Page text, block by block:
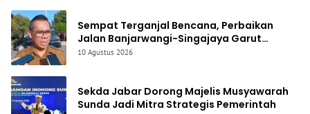
Sempat Terganjal Bencana, Perbaikan
Jalan Banjarwangi-Singajaya Garut
Diusulkan Lewat IJD, Target Lelang Agustus
10 Agustus 2026
Sekda Jabar Dorong Majelis Musyawarah
Sunda Jadi Mitra Strategis Pemerintah